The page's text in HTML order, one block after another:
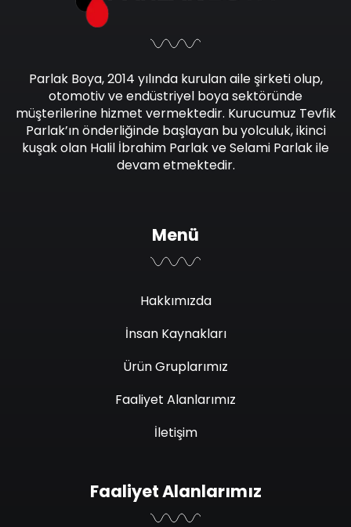
Parlak Boya, 2014 yılında kurulan aile şirketi olup,
otomotiv ve endüstriyel boya sektöründe
müşterilerine hizmet vermektedir. Kurucumuz Tevfik
Parlak’ın önderliğinde başlayan bu yolculuk, ikinci
kuşak olan Halil İbrahim Parlak ve Selami Parlak ile
devam etmektedir.
Menü
Hakkımızda
İnsan Kaynakları
Ürün Gruplarımız
Faaliyet Alanlarımız
İletişim
Faaliyet Alanlarımız